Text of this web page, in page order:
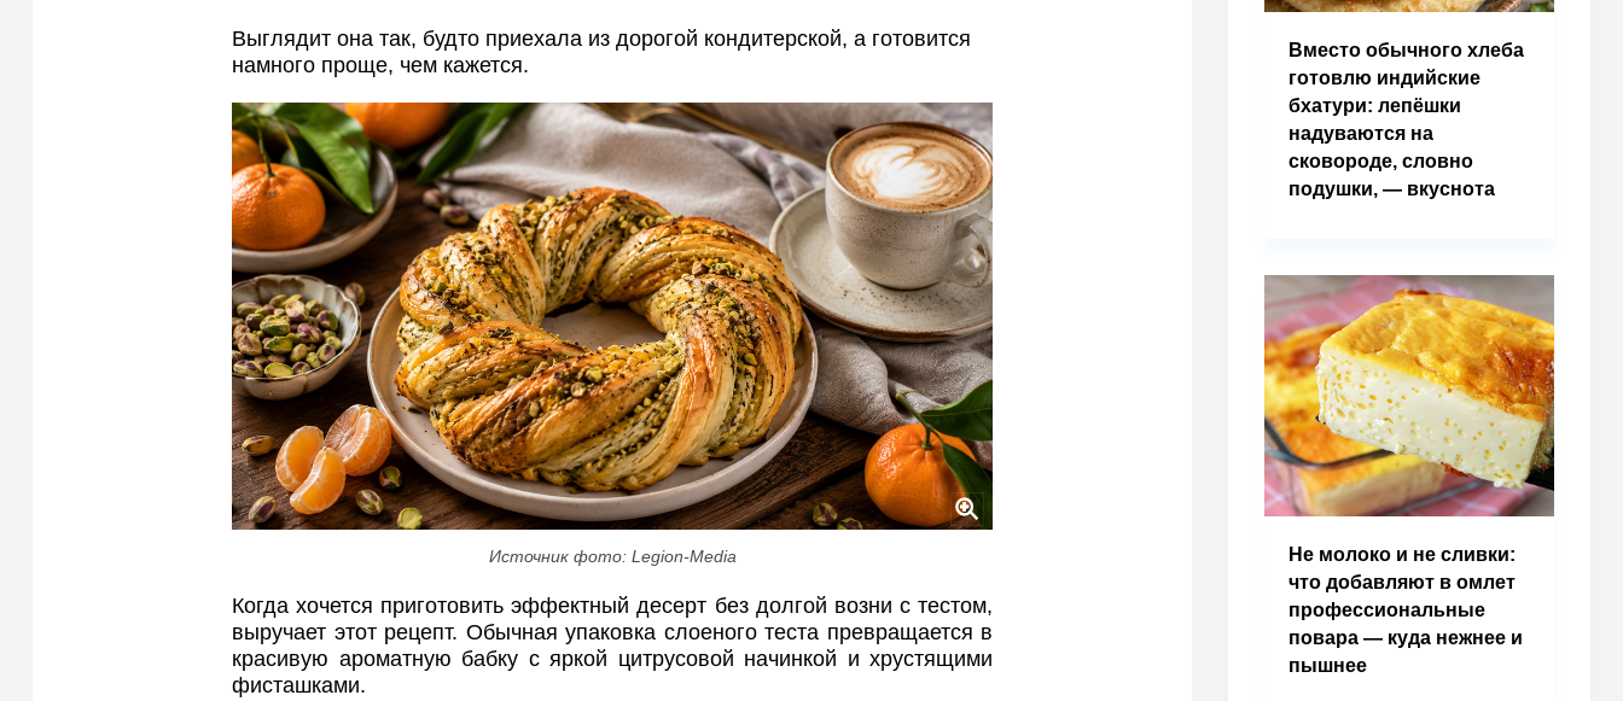
Выглядит она так, будто приехала из дорогой кондитерской, а готовится
намного проще, чем кажется.
Источник фото: Legion-Media
Когда хочется приготовить эффектный десерт без долгой возни с тестом,
выручает этот рецепт. Обычная упаковка слоеного теста превращается в
красивую ароматную бабку с яркой цитрусовой начинкой и хрустящими
фисташками.
Вместо обычного хлеба
готовлю индийские
бхатури: лепёшки
надуваются на
сковороде, словно
подушки, — вкуснота
Не молоко и не сливки:
что добавляют в омлет
профессиональные
повара — куда нежнее и
пышнее